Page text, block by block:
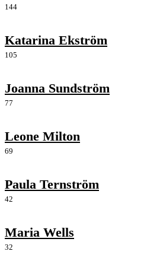
144
Katarina Ekström
105
Joanna Sundström
77
Leone Milton
69
Paula Ternström
42
Maria Wells
32